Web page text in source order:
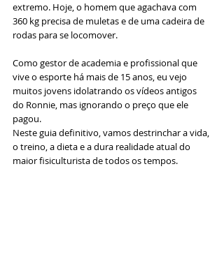
extremo. Hoje, o homem que agachava com
360 kg precisa de muletas e de uma cadeira de
rodas para se locomover.
Como gestor de academia e profissional que
vive o esporte há mais de 15 anos, eu vejo
muitos jovens idolatrando os vídeos antigos
do Ronnie, mas ignorando o preço que ele
pagou.
Neste guia definitivo, vamos destrinchar a vida,
o treino, a dieta e a dura realidade atual do
maior fisiculturista de todos os tempos.